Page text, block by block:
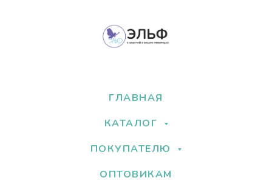
ГЛАВНАЯ
КАТАЛОГ
ПОКУПАТЕЛЮ
ОПТОВИКАМ